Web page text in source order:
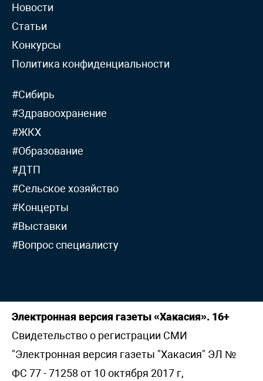
Новости
Статьи
Конкурсы
Политика конфиденциальности
#Сибирь
#Здравоохранение
#ЖКХ
#Образование
#ДТП
#Сельское хозяйство
#Концерты
#Выставки
#Вопрос специалисту
Электронная версия газеты «Хакасия». 16+
Свидетельство о регистрации СМИ
"Электронная версия газеты "Хакасия" ЭЛ №
ФС 77 - 71258 от 10 октября 2017 г,